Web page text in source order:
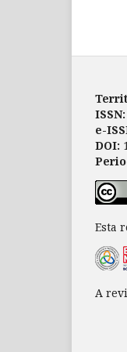
ISSN:
e-
DOI:
Esta
A